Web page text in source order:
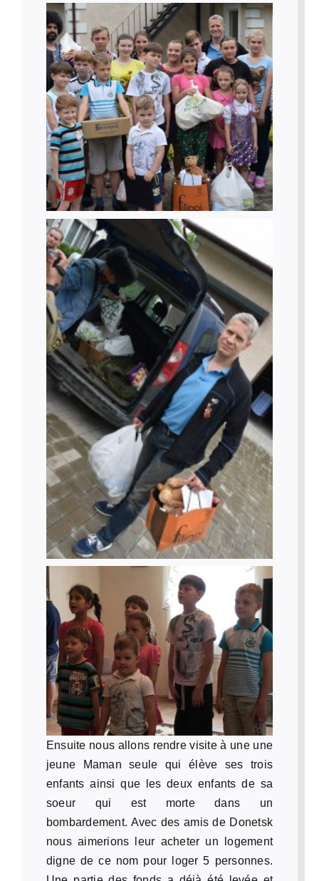
Ensuite nous allons rendre visite à une une
jeune Maman seule qui élève ses trois
enfants ainsi que les deux enfants de sa
soeur qui est morte dans un
bombardement. Avec des amis de Donetsk
nous aimerions leur acheter un logement
digne de ce nom pour loger 5 personnes.